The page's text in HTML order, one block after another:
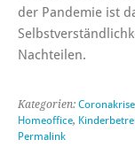
der Pandemie ist
Nachteilen.
Kategorien: Coronakrise
Homeoffice,
Permalink